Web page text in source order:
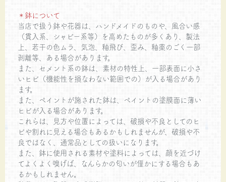
＊鉢について
当店で扱う鉢や花器は、ハンドメイドのものや、風合い感
（貫入系、シャビー系等）を高めたものが多くあり、製法
上、若干の色ムラ、気泡、釉飛び、歪み、釉薬のごく一部
剥離等、ある場合があります。
また、セメント系の鉢は、素材の特性上、一部表面に小さ
いヒビ（機能性を損なわない範囲での）が入る場合があり
ます。
また、ペイントが施された鉢は、ペイントの塗膜面に薄い
ヒビが入る場合があります。
これらは、見方や位置によっては、破損や不良としてのヒ
ビや割れに見える場合もあるかもしれませんが、破損や不
良ではなく、通常品としての扱いになります。
また、鉢に使用される素材や塗料によっては、顔を近づけ
てよくよく嗅げば、なんらかの匂いが僅かにする場合もあ
るかもしれません。